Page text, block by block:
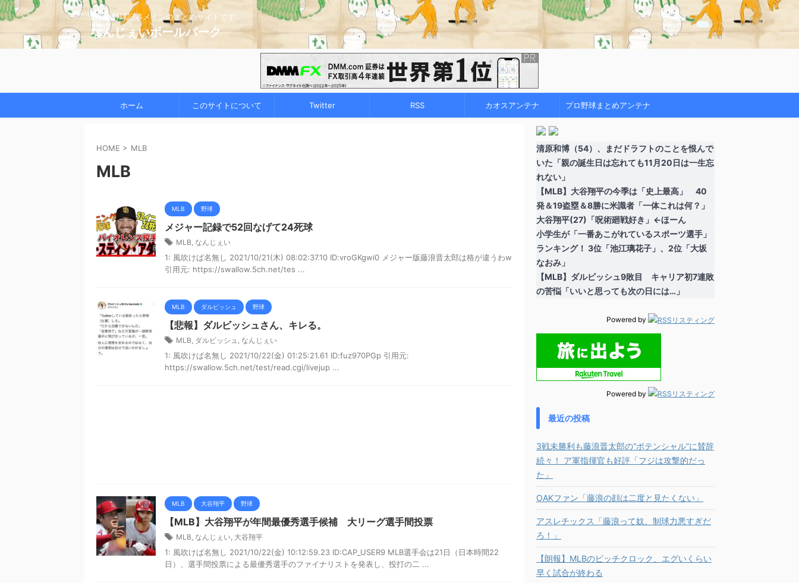
2chの野球記事メインのまとめサイトです。
なんじぇいボールパーク
ホーム このサイトについて Twitter RSS カオスアンテナ プロ野球まとめアンテナ
HOME > MLB
MLB
MLB 野球
メジャー記録で52回なげて24死球
MLB, なんじぇい
1: 風吹けば名無し 2021/10/21(木) 08:02:37.10 ID:vroGKgwi0 メジャー版藤浪晋太郎は格が違うわw
引用元: https://swallow.5ch.net/tes ...
MLB ダルビッシュ 野球
【悲報】ダルビッシュさん、キレる。
MLB, ダルビッシュ , なんじぇい
1: 風吹けば名無し 2021/10/22(金) 01:25:21.61 ID:fuz970PGp 引用元:
https://swallow.5ch.net/test/read.cgi/livejup ...
MLB 大谷翔平 野球
【MLB】大谷翔平が年間最優秀選手候補 大リーグ選手間投票
MLB, なんじぇい, 大谷翔平
1: 風吹けば名無し 2021/10/22(金) 10:12:59.23 ID:CAP_USER9 MLB選手会は21日（日本時間22
日）、選手間投票による最優秀選手のファイナリストを発表し、投打の二 ...
清原和博（54）、まだドラフトのことを恨んで
いた「親の誕生日は忘れても11月20日は一生忘
れない」
【MLB】大谷翔平の今季は「史上最高」 40
発＆19盗塁＆8勝に米識者「一体これは何？」
大谷翔平(27)「呪術廻戦好き」←ほーん
小学生が「一番あこがれているスポーツ選手」
ランキング！ 3位「池江璃花子」、2位「大坂
なおみ」
【MLB】ダルビッシュ9敗目 キャリア初7連敗
の苦悩「いいと思っても次の日には…」
Powered by
Powered by
最近の投稿
3戦未勝利も藤浪晋太郎の“ポテンシャル”に賛辞
続々！ ア軍指揮官も好評「フジは攻撃的だっ
た」
OAKファン「藤浪の顔は二度と見たくない」
アスレチックス「藤浪って奴、制球力悪すぎだ
ろ！」
【朗報】MLBのピッチクロック、エグいくらい
早く試合が終わる